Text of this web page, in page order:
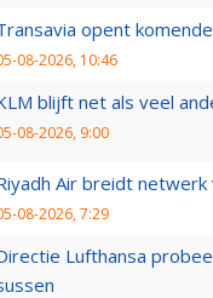
opent
08-2026, 10:46
blijft net als veel
08-2026, 9:00
Air breidt
08-2026, 7:29
Lufthansa